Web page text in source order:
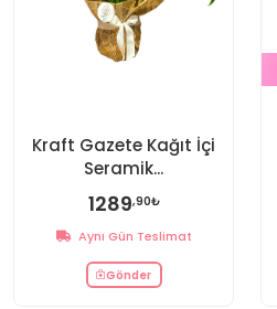
Kraft Gazete Kağıt İçi
Seramik...
1289,90₺
Aynı Gün Teslimat
Gönder